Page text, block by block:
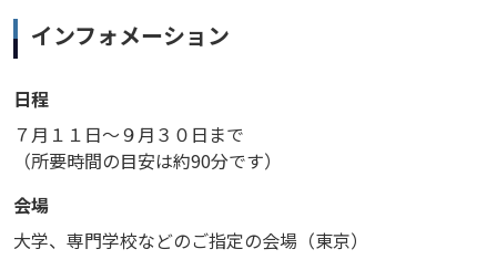
インフォメーション
日程
７月１１日〜９月３０日まで
（所要時間の目安は約90分です）
会場
大学、専門学校などのご指定の会場（東京）